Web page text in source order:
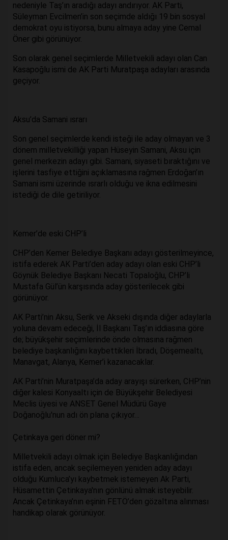
nedeniyle Taş’ın aradığı adayı andırıyor. AK Parti,
Süleyman Evcilmen’in son seçimde aldığı 19 bin sosyal
demokrat oyu istiyorsa, bunu almaya aday yine Cemal
Öner gibi görünüyor.
Son olarak genel seçimlerde Milletvekili adayı olan Can
Kasapoğlu ismi de AK Parti Muratpaşa adayları arasında
geçiyor.
Aksu’da Samani ısrarı
Son genel seçimlerde kendi isteği ile aday olmayan ve 3
dönem milletvekilliği yapan Hüseyin Samani, Aksu için
genel merkezin adayı gibi. Samani, siyaseti bıraktığını ve
işlerini tasfiye ettiğini açıklamasına rağmen Erdoğan’ın
Samani ismi üzerinde ısrarlı olduğu ve ikna edilmesini
istediği de dile getiriliyor.
Kemer’de eski CHP’li
CHP’den Kemer Belediye Başkanı adayı gösterilmeyince,
istifa ederek AK Parti’den aday adayı olan eski CHP’li
Göynük Belediye Başkanı Necati Topaloğlu, CHP’li
Mustafa Gül’ün karşısında aday gösterilecek gibi
görünüyor.
AK Parti’nin Aksu, Serik ve Akseki dışında diğer adaylarla
yoluna devam edeceği, İl Başkanı Taş’ın iddiasına göre
de; büyükşehir seçimlerinde önde olmasına rağmen
belediye başkanlığını kaybettikleri İbradı, Döşemealtı,
Manavgat, Alanya, Kemer’i kazanacaklar.
AK Parti’nin Muratpaşa’da aday arayışı sürerken, CHP’nin
diğer kalesi Konyaaltı için de Büyükşehir Belediyesi
Meclis üyesi ve ANSET Genel Müdürü Gaye
Doğanoğlu'nun adı ön plana çıkıyor…
Çetinkaya geri döner mi?
Milletvekili adayı olmak için Belediye Başkanlığından
istifa eden, ancak seçilemeyen yeniden aday adayı
olduğu Kumluca’yı kaybetmek istemeyen Ak Parti,
Hüsamettin Çetinkaya'nın gönlünü almak isteyebilir.
Ancak Çetinkaya’nın eşinin FETÖ’den gözaltına alınması
handikap olarak görünüyor.